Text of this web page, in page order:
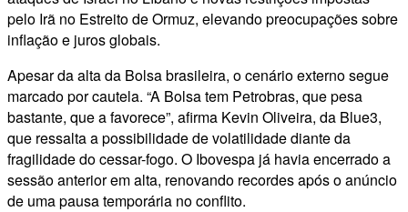
pelo Irã no Estreito de Ormuz, elevando preocupações sobre
inflação e juros globais.
Apesar da alta da Bolsa brasileira, o cenário externo segue
marcado por cautela. “A Bolsa tem Petrobras, que pesa
bastante, que a favorece”, afirma Kevin Oliveira, da Blue3,
que ressalta a possibilidade de volatilidade diante da
fragilidade do cessar-fogo. O Ibovespa já havia encerrado a
sessão anterior em alta, renovando recordes após o anúncio
de uma pausa temporária no conflito.